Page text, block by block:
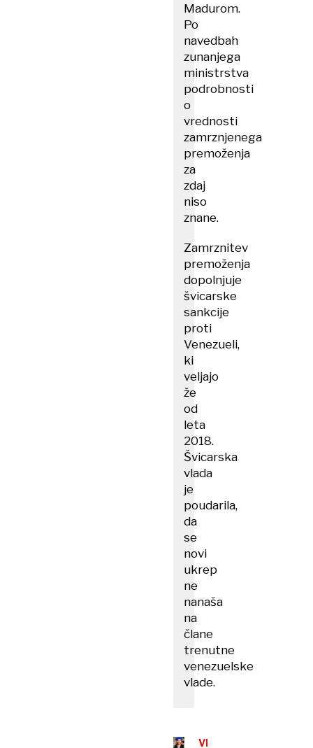
Madurom.
Po
navedbah
zunanjega
ministrstva
podrobnosti
o
vrednosti
zamrznjenega
premoženja
za
zdaj
niso
znane.
Zamrznitev
premoženja
dopolnjuje
švicarske
sankcije
proti
Venezueli,
ki
veljajo
že
od
leta
2018.
Švicarska
vlada
je
poudarila,
da
se
novi
ukrep
ne
nanaša
na
člane
trenutne
venezuelske
vlade.
VENEZUELA